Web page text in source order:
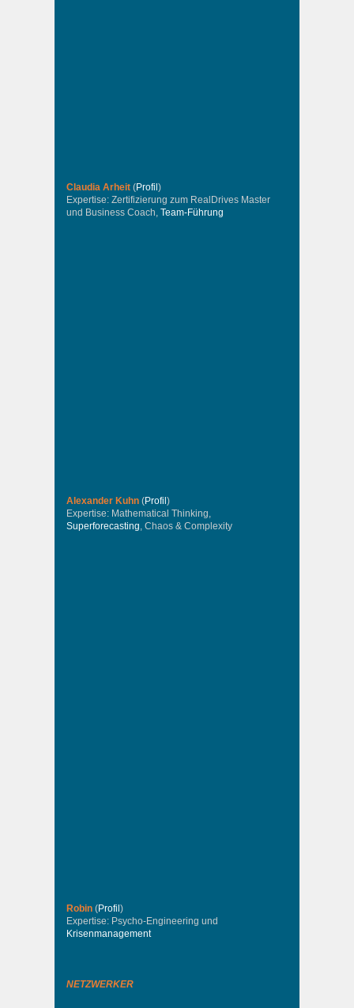
Claudia Arheit (Profil )
Expertise: Zertifizierung zum RealDrives Master
und Business Coach, Team-Führung
Alexander Kuhn (Profil )
Expertise: Mathematical Thinking,
Superforecasting, Chaos & Complexity
Robin (Profil )
Expertise: Psycho-Engineering und
Krisenmanagement
NETZWERKER